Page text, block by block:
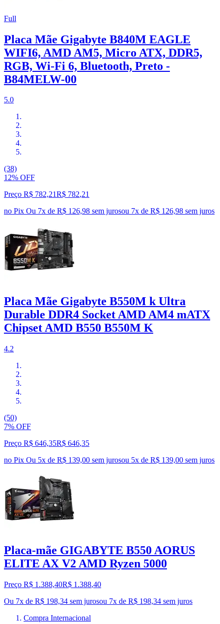
Full
Placa Mãe Gigabyte B840M EAGLE
WIFI6, AMD AM5, Micro ATX, DDR5,
RGB, Wi-Fi 6, Bluetooth, Preto -
B84MELW-00
5.0
(38)
12% OFF
Preço R$ 782,21R$ 782,21
no Pix Ou 7x de R$ 126,98 sem jurosou 7x de R$ 126,98 sem juros
Placa Mãe Gigabyte B550M k Ultra
Durable DDR4 Socket AMD AM4 mATX
Chipset AMD B550 B550M K
4.2
(50)
7% OFF
Preço R$ 646,35R$ 646,35
no Pix Ou 5x de R$ 139,00 sem jurosou 5x de R$ 139,00 sem juros
Placa-mãe GIGABYTE B550 AORUS
ELITE AX V2 AMD Ryzen 5000
Preço R$ 1.388,40R$ 1.388,40
Ou 7x de R$ 198,34 sem jurosou 7x de R$ 198,34 sem juros
Compra Internacional